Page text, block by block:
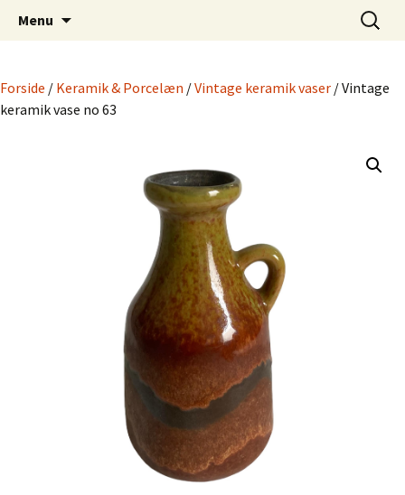
Retro-Shoppen.DK
Dansk Design fra 1940 til 1980
Menu
Søg
efter:
Forside / Keramik & Porcelæn /Vintage keramik vaser / Vintage
keramik vase no 63